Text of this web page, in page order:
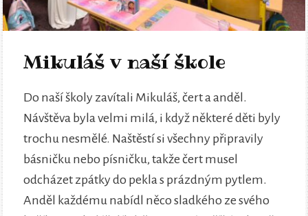
Mikuláš v naší škole
Do naší školy zavítali Mikuláš, čert a anděl.
Návštěva byla velmi milá, i když některé děti byly
trochu nesmělé. Naštěstí si všechny připravily
básničku nebo písničku, takže čert musel
odcházet zpátky do pekla s prázdným pytlem.
Anděl každému nabídl něco sladkého ze svého